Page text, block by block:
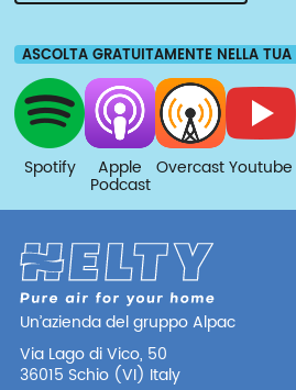
ASCOLTA GRATUITAMENTE NELLA TUA
Spotify Apple
Podcast
OvercastYoutube
Un’azienda del gruppo Alpac
Via Lago di Vico, 50
36015 Schio (VI) Italy